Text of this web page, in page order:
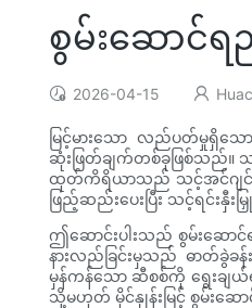
စွမ်းဆောင်
2026-04-15
မြင့်မားသော လည်ပတ်မှုရှိသ
ဆုံးဖြတ်ချက်တစ်ခုဖြစ်သည်။ သင့်
ထုတ်ကိရိယာသည် သင့်အင်ဂျင်ကို
ဖြည့်ဆည်းပေးပြီး သင့်ရင်
ဤဆောင်းပါးသည် စွမ်းဆော
နားလည်ခြင်းမှသည် ဓာတ်ခွဲ
မှန်ကန်သော ဆီစစ်ကို ရွေးချယ်
သို့မဟုတ် မိုင်နှုန်းမြင့် စွမ်းဆေ